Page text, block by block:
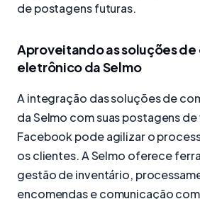
de postagens futuras.
Aproveitando as soluções
eletrônico da Selmo
A integração das soluções de
da Selmo com suas postagens de
Facebook pode agilizar o
os clientes. A Selmo oferece
gestão de inventário,
encomendas e comunicação